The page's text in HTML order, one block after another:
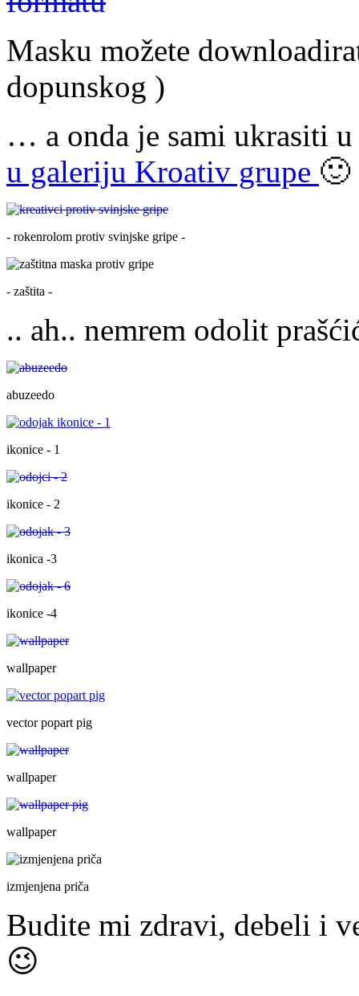
Masku možete
dopunskog )
… a onda je sami ukrasiti
u galeriju Kroativ grupe 🙂
- rokenrolom protiv svinjske gripe -
- zaštita -
.. ah.. nemrem odolit
abuzeedo
ikonice - 1
ikonice - 2
ikonica -3
ikonice -4
wallpaper
vector popart pig
wallpaper
wallpaper
izmjenjena priča
Budite mi zdravi, debeli i
😉